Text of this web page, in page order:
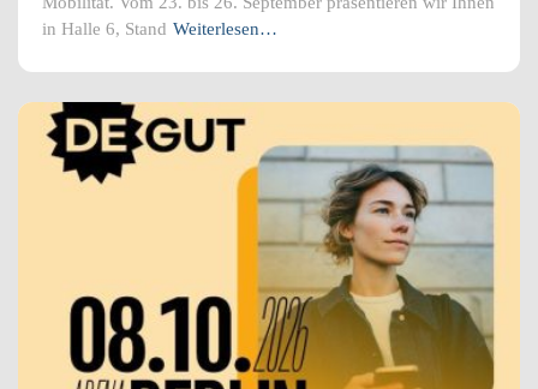
in Halle 6, Stand Weiterlesen…